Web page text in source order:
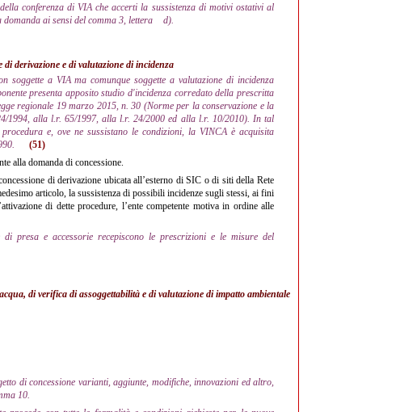
conferenza di VIA che accerti la sussistenza di motivi ostativi al
ai sensi del comma 3, lettera
d).
derivazione e di valutazione di incidenza
a VIA ma comunque soggette a valutazione di incidenza
presenta apposito studio d'incidenza corredato della prescritta
regionale 19 marzo 2015, n. 30 (Norme per la conservazione e la
1994, alla l.r. 65/1997, alla l.r. 24/2000 ed alla l.r. 10/2010). In tal
e, ove ne sussistano le condizioni, la VINCA è acquisita
(51)
alla domanda di concessione.
di derivazione ubicata all’esterno di SIC o di siti della Rete
articolo, la sussistenza di possibili incidenze sugli stessi, ai fini
di dette procedure, l’ente competente motiva in ordine alle
presa e accessorie recepiscono le prescrizioni e le misure del
di verifica di assoggettabilità e di valutazione di impatto ambientale
di concessione varianti, aggiunte, modifiche, innovazioni ed altro,
10.